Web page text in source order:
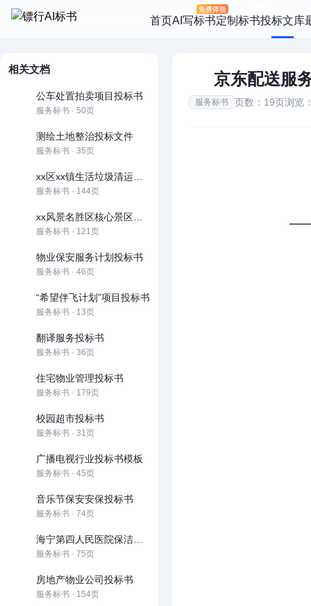
首页AI写标书定制标书投标文库
相关文档
公车处置拍卖项目投标书
服务标书 · 50页
测绘土地整治投标文件
服务标书 · 35页
服务标书 · 144页
服务标书 · 121页
物业保安服务计划投标书
服务标书 · 46页
“希望伴飞计划”项目投标书
服务标书 · 13页
翻译服务投标书
服务标书 · 36页
住宅物业管理投标书
服务标书 · 179页
校园超市投标书
服务标书 · 31页
广播电视行业投标书模板
服务标书 · 45页
音乐节保安安保投标书
服务标书 · 74页
服务标书 · 75页
房地产物业公司投标书
服务标书 · 154页
京东配送服
服务标书 页数：19页浏览